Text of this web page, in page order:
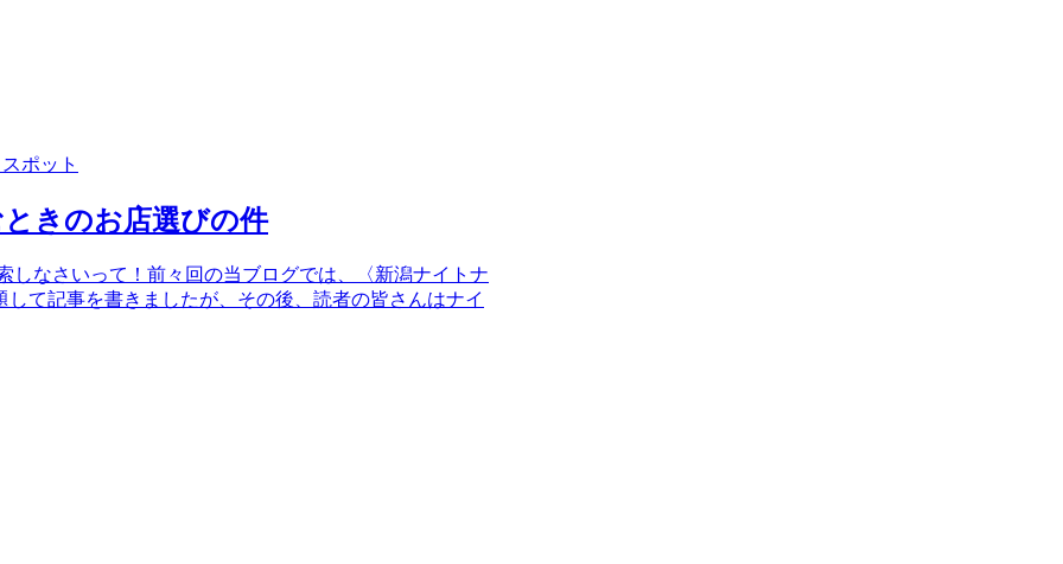
ポット
きのお店選びの件
なさいって！前々回の当ブログでは、〈新潟ナイトナ
て記事を書きましたが、その後、読者の皆さんはナイ